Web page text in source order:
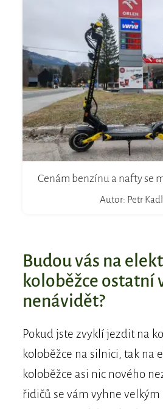
Cenám benzínu a nafty se
Autor: Petr
Budou vás na
koloběžce ostatní
nenávidět?
Pokud jste zvyklí jezdit na
koloběžce na silnici, tak na
koloběžce asi nic nového
řidičů se vám vyhne